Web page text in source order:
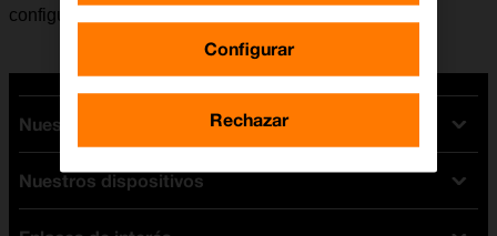
configurar el móvil para SMS de forma manual.
Nuestras tarifas
Tarifas Orange
Tarifas fibra y móvil
Nuestros dispositivos
Configurar
Rechazar